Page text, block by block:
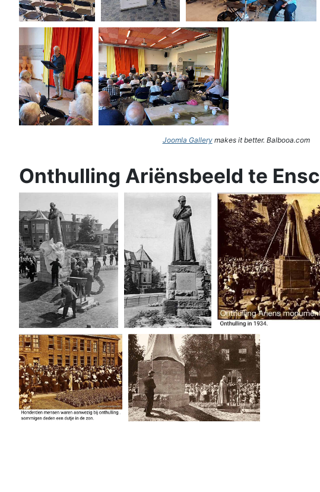
Joomla Gallerymakes it better. Balbooa.com
Onthulling Ariënsbeeld te